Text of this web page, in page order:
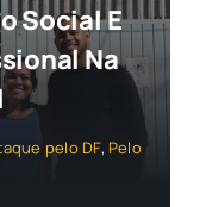
Social E
Na
pelo DF, Pelo